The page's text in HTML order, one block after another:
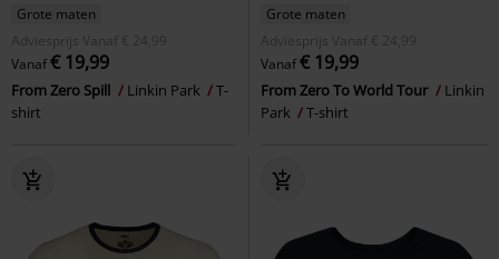
Grote maten
Adviesprijs
Vanaf € 24,99
Vanaf€ 19,99
From Zero Spill Linkin Park
T-
shirt
Grote maten
Adviesprijs
Vanaf € 24,99
Vanaf€ 19,99
From Zero To World Tour
Linkin
Park
T-shirt